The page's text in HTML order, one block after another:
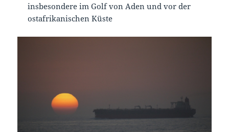
insbesondere im Golf von Aden und vor der
ostafrikanischen Küste